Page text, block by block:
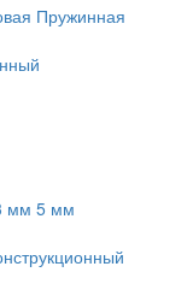
Пружинная
мм 5 мм